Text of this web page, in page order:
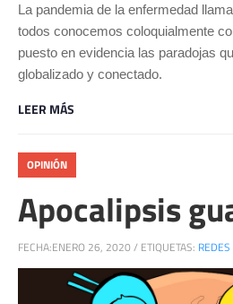
La pandemia de la enfermedad
todos conocemos coloquialmente
puesto en evidencia las paradojas
globalizado y conectado.
LEER MÁS
OPINIÓN
Apocalipsis
FECHA:ENERO 26, 2020 / ETIQUETAS: